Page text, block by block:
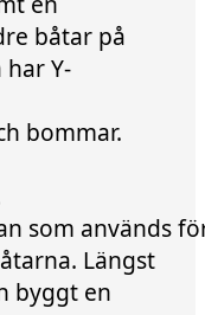
båtar på
Y-
bommar.
som används
​Längst
byggt en